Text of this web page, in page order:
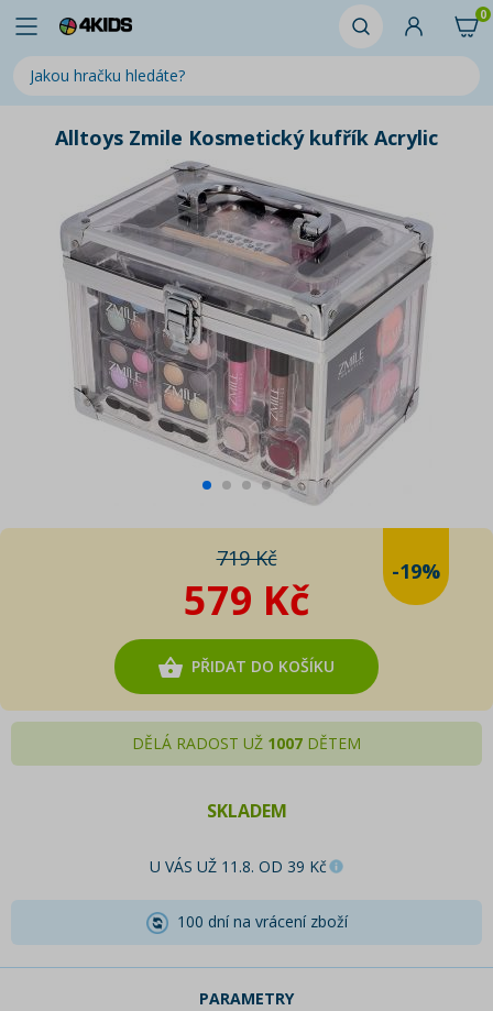
0
Alltoys Zmile Kosmetický kufřík Acrylic
719 Kč
579 Kč
-19%
PŘIDAT DO KOŠÍKU
DĚLÁ RADOST UŽ 1007 DĚTEM
SKLADEM
U VÁS UŽ 11.8. OD 39 Kč
100 dní na vrácení zboží
PARAMETRY